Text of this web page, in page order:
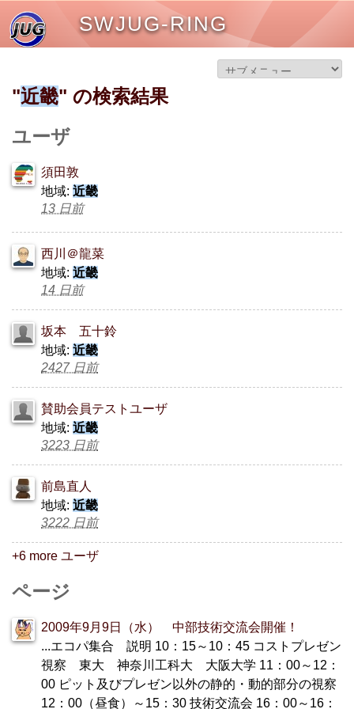
SWJUG-RING
"近畿" の検索結果
ユーザ
須田敦
地域: 近畿
13 日前
西川＠龍菜
地域: 近畿
14 日前
坂本 五十鈴
地域: 近畿
2427 日前
賛助会員テストユーザ
地域: 近畿
3223 日前
前島直人
地域: 近畿
3222 日前
+6 more ユーザ
ページ
2009年9月9日（水） 中部技術交流会開催！
...エコパ集合 説明 10：15～10：45 コストプレゼン
視察 東大 神奈川工科大 大阪大学 11：00～12：
00 ピット及びプレゼン以外の静的・動的部分の視察
12：00（昼食）～15：30 技術交流会 16：00～16：